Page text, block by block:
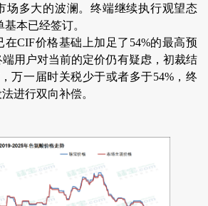
场多大的波澜。终端继续执行观望态
本已经签订。
在CIF价格基础上加足了54%的最高预
用户对当前的定价仍有疑虑，初裁结
万一届时关税少于或者多于54%，终
进行双向补偿。